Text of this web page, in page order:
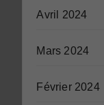
Avril 2024
Mars 2024
Février 2024